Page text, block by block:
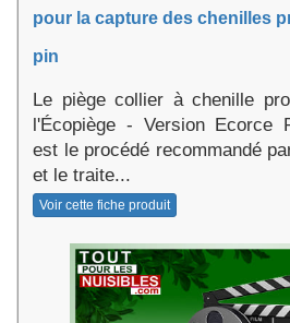
pour la capture des chenilles
pin
Le piège collier à chenille
l'Écopiège - Version Ecorce
est le procédé recommandé
et le traite...
Voir cette fiche produit